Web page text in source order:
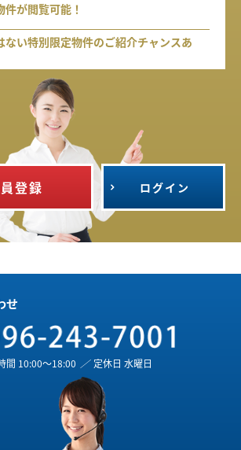
件が閲覧可能！
ない特別限定物件のご紹介チャンスあ
登録 ログイン
せ
間 10:00～18:00 ／ 定休日 水曜日